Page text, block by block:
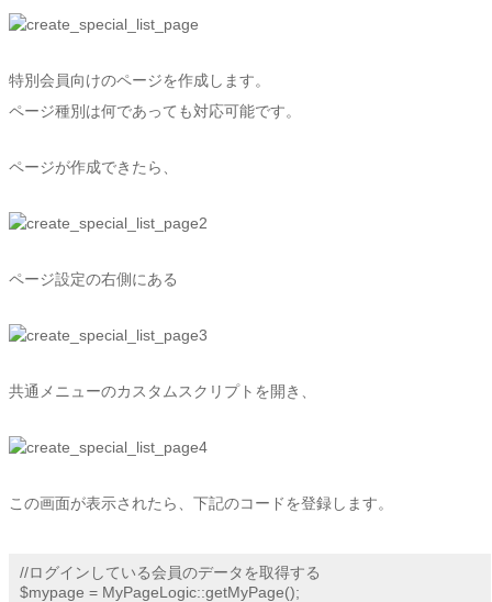
特別会員向けのページを作成します。
ページ種別は何であっても対応可能です。
ページが作成できたら、
ページ設定の右側にある
共通メニューのカスタムスクリプトを開き、
この画面が表示されたら、下記のコードを登録します。
//ログインしている会員のデータを取得する
$mypage = MyPageLogic::getMyPage();